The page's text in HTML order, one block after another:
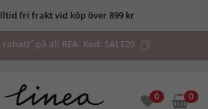
fri frakt vid köp över 899 kr
rabatt*på all REA. Kod: SALE20
0 0